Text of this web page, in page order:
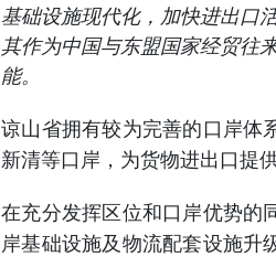
基础设施现代化，加快进出口
其作为中国与东盟国家经贸往
能。
谅山省拥有较为完善的口岸体
新清等口岸，为货物进出口提
在充分发挥区位和口岸优势的
岸基础设施及物流配套设施升